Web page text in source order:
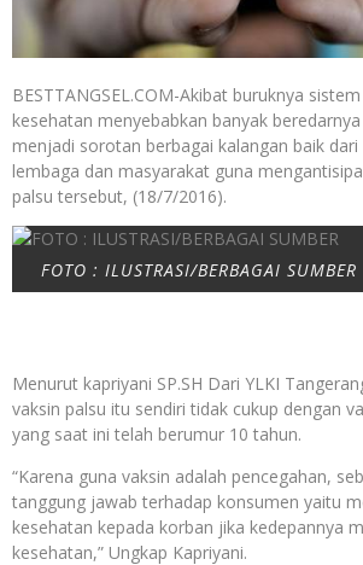
BESTTANGSEL.COM-Akibat buruknya
kesehatan menyebabkan banyak
menjadi sorotan berbagai kalangan baik
lembaga dan masyarakat guna
palsu tersebut, (18/7/2016).
FOTO : ILUSTRASI/BERBAGAI SUMBER
Menurut kapriyani SP.SH Dari YLKI
vaksin palsu itu sendiri tidak cukup dengan
yang saat ini telah berumur 10 tahun.
“Karena guna vaksin adalah pencegahan,
tanggung jawab terhadap konsumen yaitu
kesehatan kepada korban jika kedepannya
kesehatan,” Ungkap Kapriyani.